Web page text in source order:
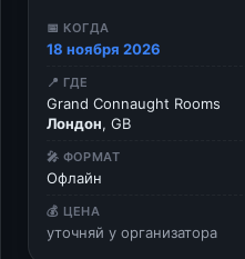
📅 КОГДА
18 ноября 2026
📍 ГДЕ
Grand Connaught Rooms
Лондон, GB
🎤 ФОРМАТ
Офлайн
💰 ЦЕНА
уточняй у организатора